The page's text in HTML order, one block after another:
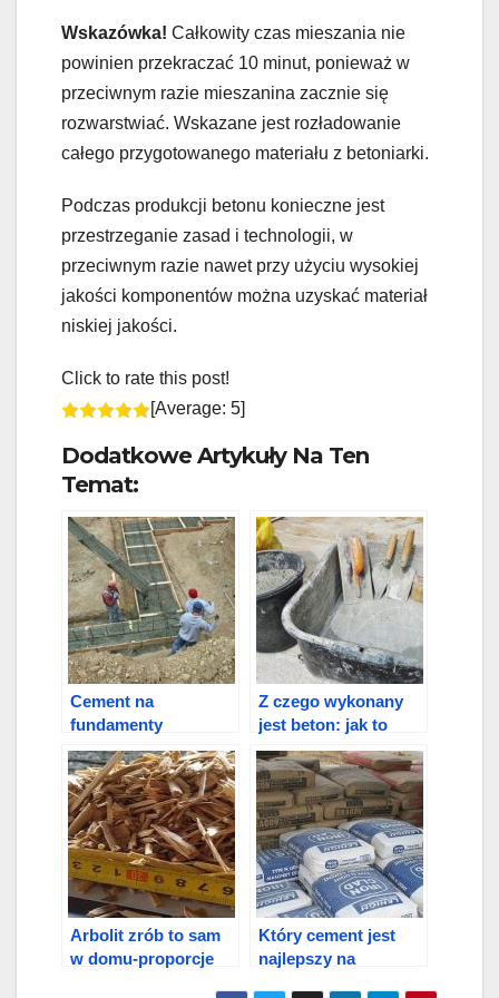
Wskazówka! Całkowity czas mieszania nie
powinien przekraczać 10 minut, ponieważ w
przeciwnym razie mieszanina zacznie się
rozwarstwiać. Wskazane jest rozładowanie
całego przygotowanego materiału z betoniarki.
Podczas produkcji betonu konieczne jest
przestrzeganie zasad i technologii, w
przeciwnym razie nawet przy użyciu wysokiej
jakości komponentów można uzyskać materiał
niskiej jakości.
Click to rate this post!
[Average: 5]
Dodatkowe Artykuły Na Ten
Temat:
Cement na
fundamenty
Z czego wykonany
jest beton: jak to
zrobić (produkcja)
Arbolit zrób to sam
w domu-proporcje
Który cement jest
najlepszy na